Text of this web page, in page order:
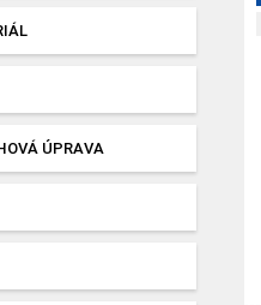
ÚPRAVA